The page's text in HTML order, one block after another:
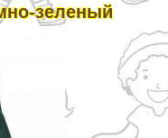
зеленый